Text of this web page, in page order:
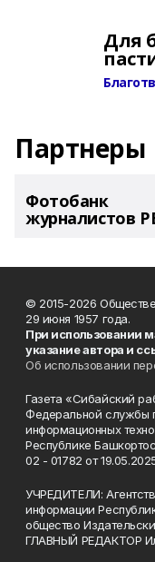
Для
Партнеры
Фотобанк
журналистов
© 2015-2026
29 июня 1957 года.
При использовании
указание автора и
Об использовании
Газета «Сибайский
Федеральной службы
информационных
Республике
02 - 01782 от
УЧРЕДИТЕЛИ:
информации
общество
ГЛАВНЫЙ РЕДАКТОР